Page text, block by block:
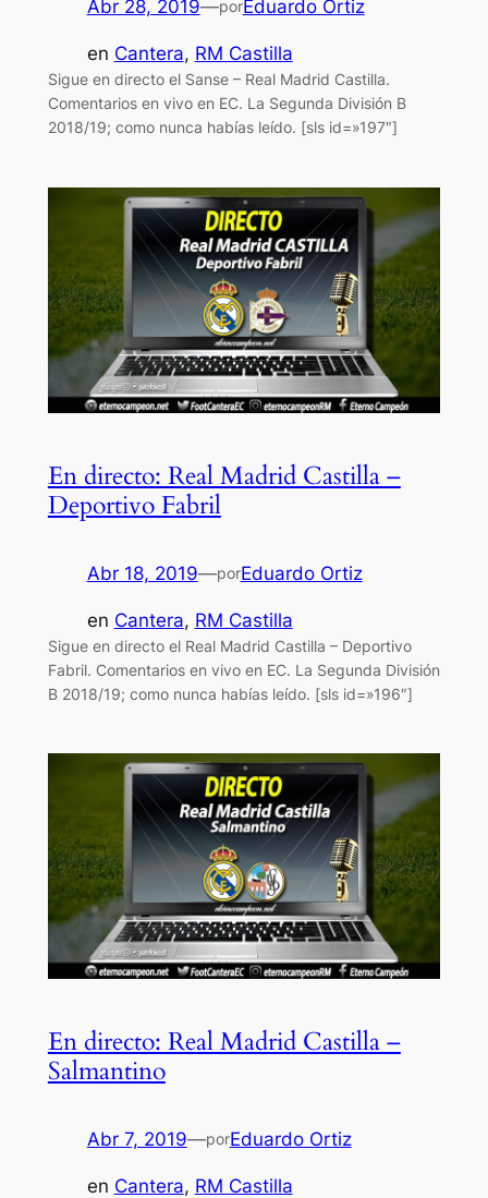
Abr 28, 2019—porEduardo Ortiz
en Cantera, RM Castilla
Sigue en directo el Sanse – Real Madrid Castilla.
Comentarios en vivo en EC. La Segunda División B
2018/19; como nunca habías leído. [sls id=»197″]
En directo: Real Madrid Castilla –
Deportivo Fabril
Abr 18, 2019—porEduardo Ortiz
en Cantera, RM Castilla
Sigue en directo el Real Madrid Castilla – Deportivo
Fabril. Comentarios en vivo en EC. La Segunda División
B 2018/19; como nunca habías leído. [sls id=»196″]
En directo: Real Madrid Castilla –
Salmantino
Abr 7, 2019—porEduardo Ortiz
en Cantera, RM Castilla